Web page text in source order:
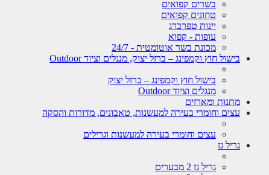
בשרים קפואים
טחונים קפואים
יינות טפרברג
עופות - קפוא
מכונת בשר אוטומטית - 24/7
בישול חוץ וקמפינג – ברזל יצוק, מנגלים וציוד Outdoor
בישול חוץ וקמפינג – ברזל יצוק
מנגלים וציוד Outdoor
מתנות ומארזים
עצים וחומרי בעירה למעשנות, טאבונים, מדורות והסקה
עצים וחומרי בעירה למעשנות וגרילים
גריל גז
גריל גז 2 מבערים